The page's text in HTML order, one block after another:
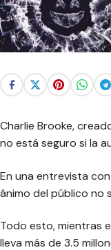
Charlie Brooke,
no está seguro si la
En una entrevista con
ánimo del público no
Todo esto, mientras
lleva más de 3.5